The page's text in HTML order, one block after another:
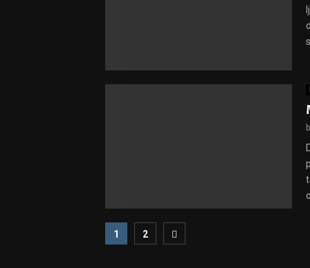
Paginasi
1 2